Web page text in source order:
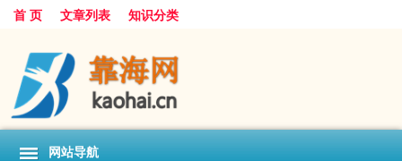
首 页 文章列表 知识分类
网站导航